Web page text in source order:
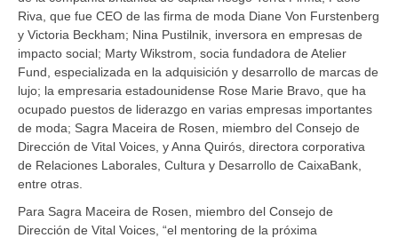
Riva, que fue CEO de las firma de moda Diane Von Furstenberg
y Victoria Beckham; Nina Pustilnik, inversora en empresas de
impacto social; Marty Wikstrom, socia fundadora de Atelier
Fund, especializada en la adquisición y desarrollo de marcas de
lujo; la empresaria estadounidense Rose Marie Bravo, que ha
ocupado puestos de liderazgo en varias empresas importantes
de moda; Sagra Maceira de Rosen, miembro del Consejo de
Dirección de Vital Voices, y Anna Quirós, directora corporativa
de Relaciones Laborales, Cultura y Desarrollo de CaixaBank,
entre otras.
Para Sagra Maceira de Rosen, miembro del Consejo de
Dirección de Vital Voices, “el mentoring de la próxima